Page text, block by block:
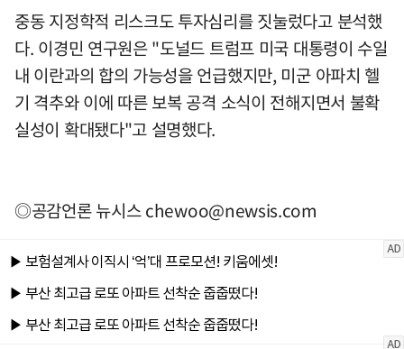
중동 지정학적 리스크도 투자심리를 짓눌렀다고 분석했
다. 이경민 연구원은 "도널드 트럼프 미국 대통령이 수일
내 이란과의 합의 가능성을 언급했지만, 미군 아파치 헬
기 격추와 이에 따른 보복 공격 소식이 전해지면서 불확
실성이 확대됐다"고 설명했다.
◎공감언론 뉴시스chewoo@newsis.com